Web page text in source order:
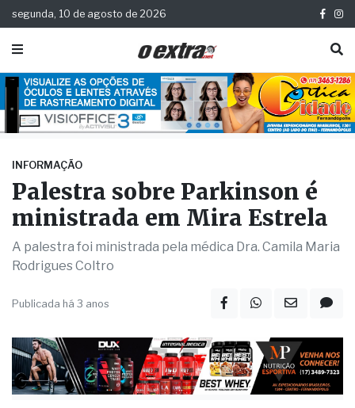
segunda, 10 de agosto de 2026
INFORMAÇÃO
Palestra sobre Parkinson é
ministrada em Mira Estrela
A palestra foi ministrada pela médica Dra. Camila Maria
Rodrigues Coltro
Publicada há 3 anos